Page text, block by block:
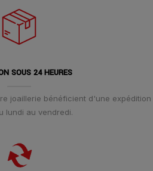
SOUS 24 HEURES
joaillerie bénéficient d'une expédition
lundi au vendredi.